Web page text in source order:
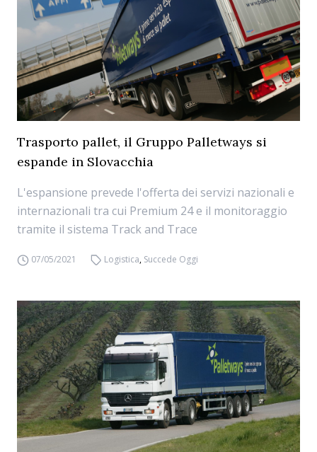
Trasporto pallet, il Gruppo Palletways si
espande in Slovacchia
L'espansione prevede l'offerta dei servizi nazionali e
internazionali tra cui Premium 24 e il monitoraggio
tramite il sistema Track and Trace
07/05/2021 Logistica, Succede Oggi